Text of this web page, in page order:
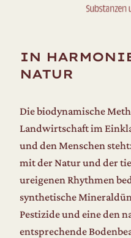
IN
NATUR
Die biodynamische
Landwirtschaft im
und den Menschen
mit der Natur und der
ureigenen Rhythmen
synthetische
Pestizide und eine den
entsprechende